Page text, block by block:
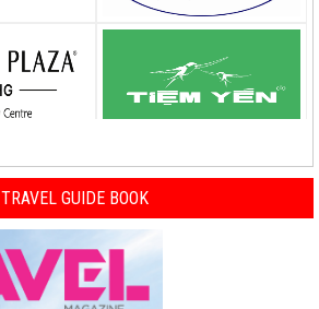
TRAVEL GUIDE BOOK